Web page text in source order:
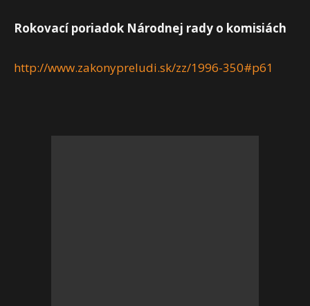
Rokovací poriadok Národnej rady o komisiách
http://www.zakonypreludi.sk/zz/1996-350#p61